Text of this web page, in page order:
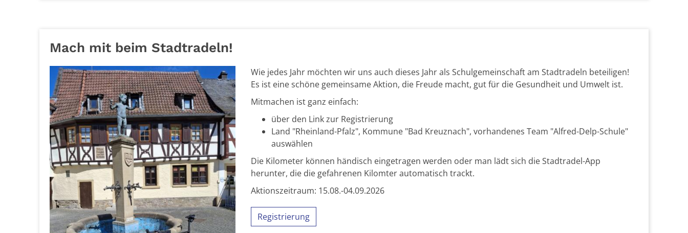
Mach mit beim Stadtradeln!
Wie jedes Jahr möchten wir uns auch dieses Jahr als Schulgemeinschaft am Stadtradeln beteiligen!
Es ist eine schöne gemeinsame Aktion, die Freude macht, gut für die Gesundheit und Umwelt ist.
Mitmachen ist ganz einfach:
über den Link zur Registrierung
Land "Rheinland-Pfalz", Kommune "Bad Kreuznach", vorhandenes Team "Alfred-Delp-Schule"
auswählen
Die Kilometer können händisch eingetragen werden oder man lädt sich die Stadtradel-App
herunter, die die gefahrenen Kilomter automatisch trackt.
Aktionszeitraum: 15.08.-04.09.2026
Registrierung